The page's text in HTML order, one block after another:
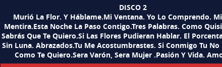
DISCO 2
Murió La Flor. Y Háblame.Mi Ventana. Yo Lo Comprendo.
Mentira.Esta Noche La Paso Contigo.Tres Palabras. Como
Sabrás Que Te Quiero.Si Las Flores Pudieran Hablar. El
Sin Luna. Abrazados.Tu Me Acostumbrastes. Si Conmigo Tu No
Como Te Quiero.Sera Varón, Sera Mujer .Pasión Y Vida.